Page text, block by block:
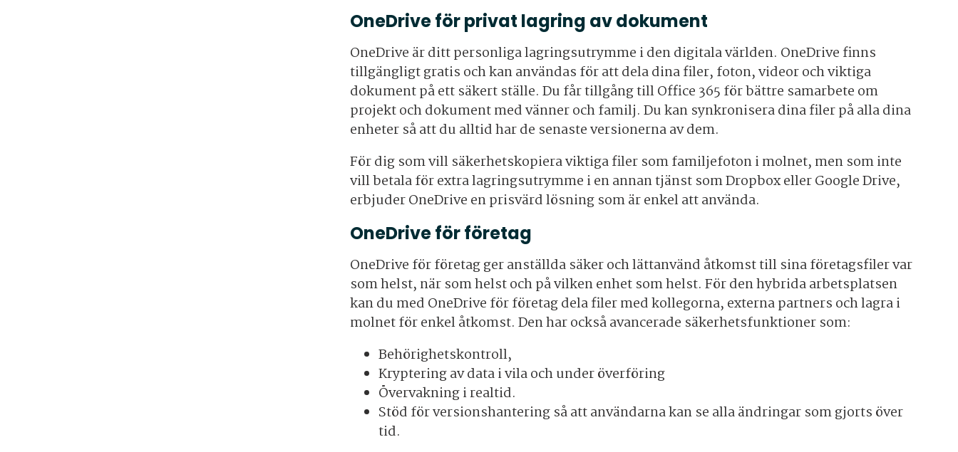
OneDrive för privat lagring av dokument
OneDrive är ditt personliga lagringsutrymme i den digitala världen. OneDrive finns
tillgängligt gratis och kan användas för att dela dina filer, foton, videor och viktiga
dokument på ett säkert ställe. Du får tillgång till Office 365 för bättre samarbete om
projekt och dokument med vänner och familj. Du kan synkronisera dina filer på alla dina
enheter så att du alltid har de senaste versionerna av dem.
För dig som vill säkerhetskopiera viktiga filer som familjefoton i molnet, men som inte
vill betala för extra lagringsutrymme i en annan tjänst som Dropbox eller Google Drive,
erbjuder OneDrive en prisvärd lösning som är enkel att använda.
OneDrive för företag
OneDrive för företag ger anställda säker och lättanvänd åtkomst till sina företagsfiler var
som helst, när som helst och på vilken enhet som helst. För den hybrida arbetsplatsen
kan du med OneDrive för företag dela filer med kollegorna, externa partners och lagra i
molnet för enkel åtkomst. Den har också avancerade säkerhetsfunktioner som:
Behörighetskontroll,
Kryptering av data i vila och under överföring
Övervakning i realtid.
Stöd för versionshantering så att användarna kan se alla ändringar som gjorts över
tid.